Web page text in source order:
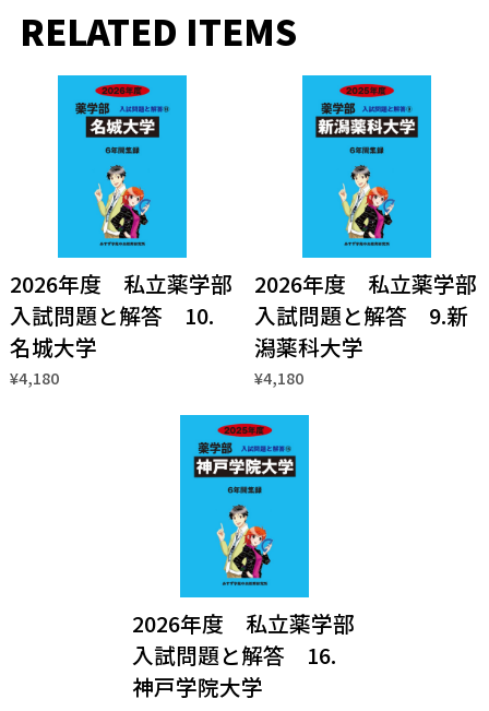
RELATED ITEMS
2026年度 私立薬学部
入試問題と解答 10.
名城大学
¥4,180
2026年度 私立薬学部
入試問題と解答 9.新
潟薬科大学
¥4,180
2026年度 私立薬学部
入試問題と解答 16.
神戸学院大学